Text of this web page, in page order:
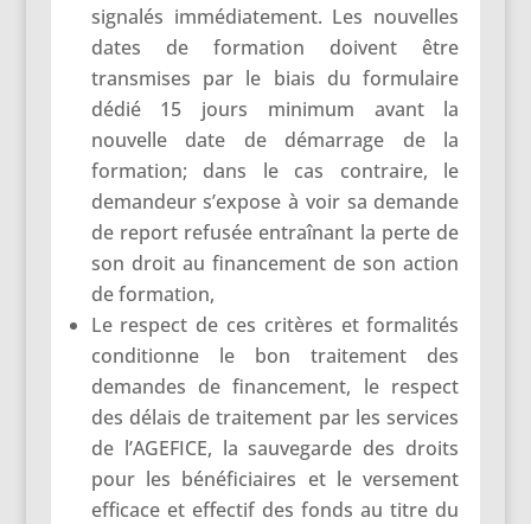
signalés immédiatement. Les nouvelles
dates de formation doivent être
transmises par le biais du formulaire
dédié 15 jours minimum avant la
nouvelle date de démarrage de la
formation; dans le cas contraire, le
demandeur s’expose à voir sa demande
de report refusée entraînant la perte de
son droit au financement de son action
de formation,
Le respect de ces critères et formalités
conditionne le bon traitement des
demandes de financement, le respect
des délais de traitement par les services
de l’AGEFICE, la sauvegarde des droits
pour les bénéficiaires et le versement
efficace et effectif des fonds au titre du